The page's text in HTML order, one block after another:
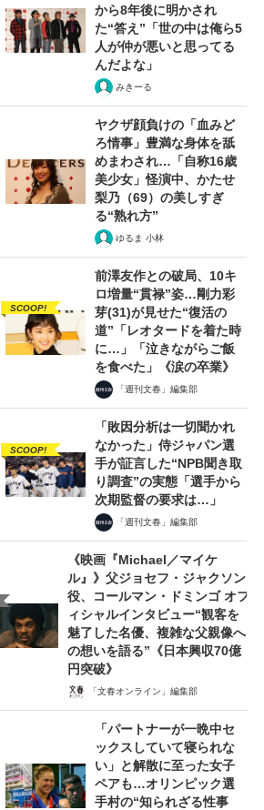
物 2025年 9・10 月号 「総力特集
日 発売
から8年後に明かされ
た“答え”「世の中は俺ら5
人が仲が悪いと思ってる
んだよな」
みきーる
ヤクザ顔負けの「血みど
ろ情事」豊満な身体を舐
めまわされ…「自称16歳
美少女」怪演中、かたせ
梨乃（69）の美しすぎ
る“熟れ方”
ゆるま 小林
SCOOP!
前澤友作との破局、10キ
ロ増量“貫禄”姿…剛力彩
芽(31)が見せた“復活の
道”「レオタードを着た時
に…」「泣きながらご飯
を食べた」《涙の卒業》
「週刊文春」編集部
SCOOP!
「敗因分析は一切聞かれ
なかった」侍ジャパン選
手が証言した“NPB聞き取
り調査”の実態「選手から
次期監督の要求は…」
「週刊文春」編集部
《映画『Michael／マイケ
ル』》父ジョセフ・ジャクソン
役、コールマン・ドミンゴ オフ
ィシャルインタビュー“観客を
魅了した名優、複雑な父親像へ
の想いを語る”《日本興収70億
円突破》
「文春オンライン」編集部
「パートナーが一晩中セ
ックスしていて寝られな
い」と解散に至った女子
ペアも…オリンピック選
手村の“知られざる性事